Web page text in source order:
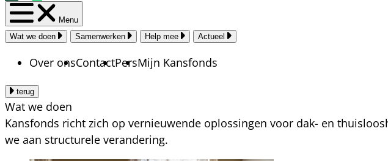
Menu
Wat we doen
Samenwerken Help mee Actueel
Over onsContactPersMijn Kansfonds
terug
Wat we doen
Kansfonds richt zich op vernieuwende oplossingen voor dak- en
we aan structurele verandering.